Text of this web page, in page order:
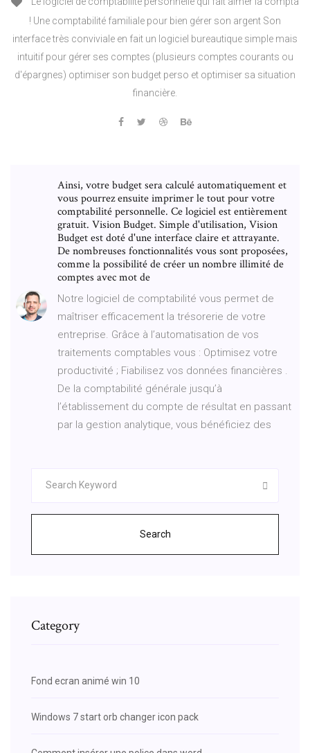
! Une comptabilité familiale pour bien gérer son argent Son
interface très conviviale en fait un logiciel bureautique simple mais
intuitif pour gérer ses comptes (plusieurs comptes courants ou
d'épargnes) optimiser son budget perso et optimiser sa situation
financière.
Ainsi, votre budget sera calculé automatiquement et
vous pourrez ensuite imprimer le tout pour votre
comptabilité personnelle. Ce logiciel est entièrement
gratuit. Vision Budget. Simple d'utilisation, Vision
Budget est doté d'une interface claire et attrayante.
De nombreuses fonctionnalités vous sont proposées,
comme la possibilité de créer un nombre illimité de
comptes avec mot de
Notre logiciel de comptabilité vous permet de
maîtriser efficacement la trésorerie de votre
entreprise. Grâce à l’automatisation de vos
traitements comptables vous : Optimisez votre
productivité ; Fiabilisez vos données financières .
De la comptabilité générale jusqu’à
l’établissement du compte de résultat en passant
par la gestion analytique, vous bénéficiez des
Search
Category
Fond ecran animé win 10
Windows 7 start orb changer icon pack